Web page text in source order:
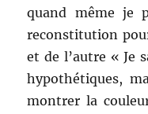
quand même je
reconstitution
et de l’autre « Je
hypothétiques,
montrer la